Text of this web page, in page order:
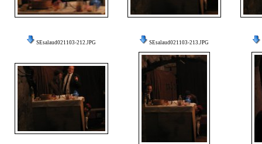
SEsalaud021103-212.JPG SEsalaud021103-213.JPG